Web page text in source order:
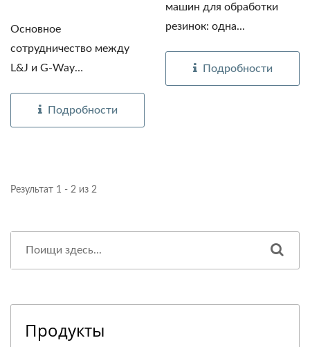
Основное
сотрудничество между
L&J и G-Way
Подробности
машин для обработки
резинок: одна...
Подробности
Результат 1 - 2 из 2
Продукты